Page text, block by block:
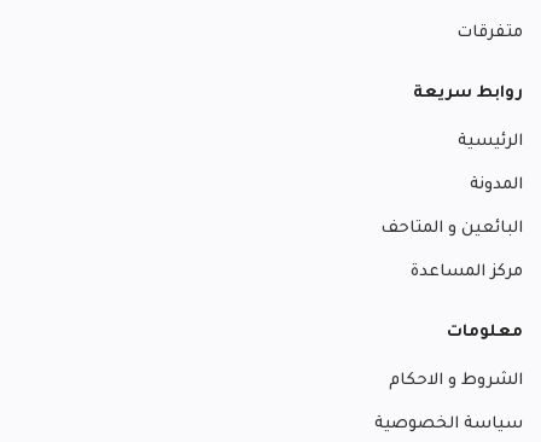
متفرقات
روابط سريعة
الرئيسية
المدونة
البائعين و المتاحف
مركز المساعدة
معلومات
الشروط و الاحكام
سياسة الخصوصية